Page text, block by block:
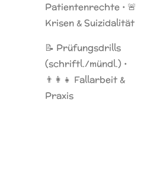
Patientenrechte • 🚨
Krisen & Suizidalität
📝 Prüfungsdrills
(schriftl./mündl.) •
👨‍👩‍👧 Fallarbeit &
Praxis